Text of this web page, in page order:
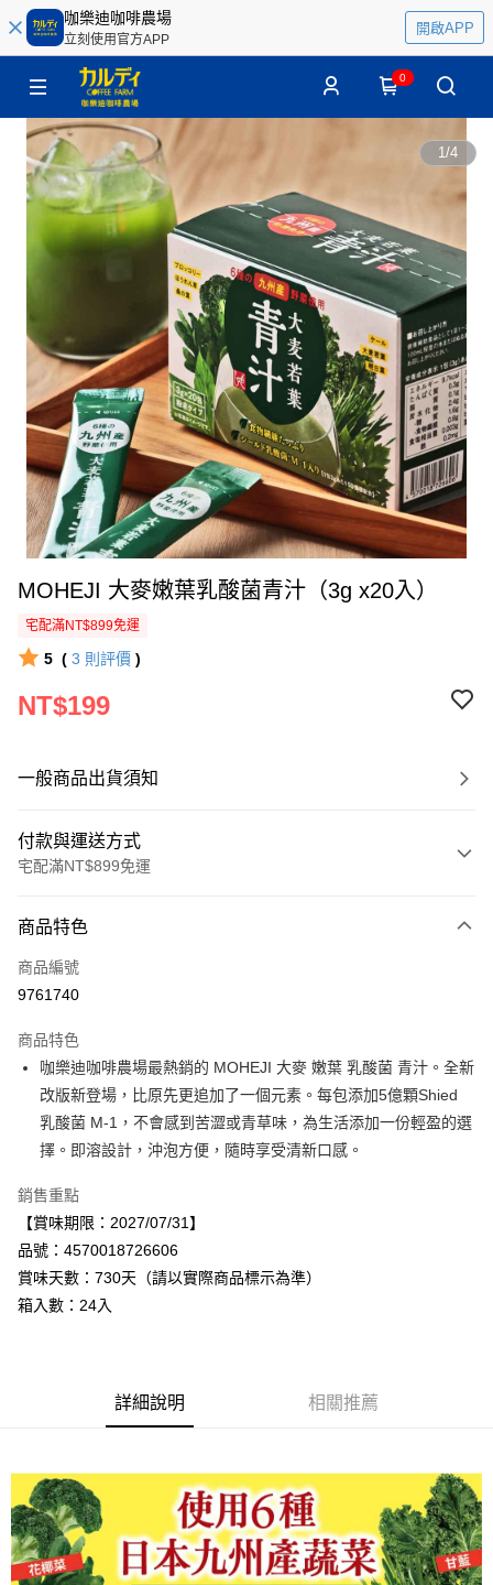
咖樂迪咖啡農場
立刻使用官方APP
開啟APP
0
1/4
MOHEJI 大麥嫩葉乳酸菌青汁（3g x20入）
宅配滿NT$899免運
5 ( 3 則評價 )
NT$199
一般商品出貨須知
付款與運送方式
宅配滿NT$899免運
信用卡一次付款
LINE Pay
街口支付
悠遊付
Google Pay
全盈+PAY
AFTEE先享後付
相關說明
【關於「AFTEE先享後付」】
AFTEE先享後付是「在收到商品之後才付款」的支付方式。 讓您購物簡單
便利好安心！
【「AFTEE先享後付」結帳流程】
２．訂單成立數日內，您將收到繳費通知簡訊。
３．收到繳費通知簡訊後14天內，點擊此簡訊中的連結，可透過四大超商／
ATM／網路銀行／等多元方式進行付款，方視為交易完成。
※ 請注意：結帳手續完成當下不需立刻繳費，但若您需要取消訂單，請聯絡
購買商品的店家。未經商家同意取消之訂單仍視為有效，需透過AFTEE先享
後付繳納相關費用。
運送方式
商品特色
商品編號
9761740
商品特色
咖樂迪咖啡農場最熱銷的 MOHEJI 大麥 嫩葉 乳酸菌 青汁。全新
改版新登場，比原先更追加了一個元素。每包添加5億顆Shied
乳酸菌 M-1，不會感到苦澀或青草味，為生活添加一份輕盈的選
擇。即溶設計，沖泡方便，隨時享受清新口感。
銷售重點
【賞味期限：2027/07/31】
品號：4570018726606
賞味天數：730天（請以實際商品標示為準）
箱入數：24入
詳細說明 相關推薦